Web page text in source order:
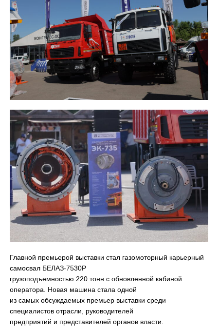
Главной премьерой выставки стал газомоторный карьерный
самосвал БЕЛАЗ-7530Р
грузоподъемностью 220 тонн с обновленной кабиной
оператора. Новая машина стала одной
из самых обсуждаемых премьер выставки среди
специалистов отрасли, руководителей
предприятий и представителей органов власти.